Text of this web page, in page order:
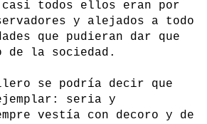
todos ellos eran por
y alejados a todo
que pudieran dar que
la sociedad.
se podría decir que
seria y
vestía con decoro y de